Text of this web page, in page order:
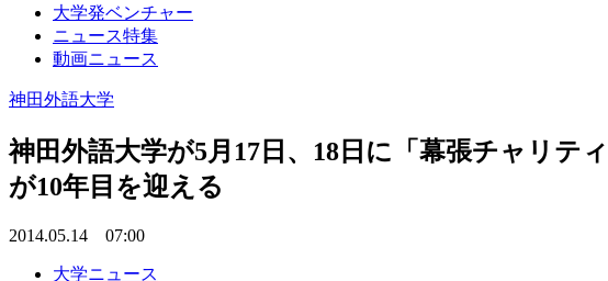
大学発ベンチャー
ニュース特集
動画ニュース
神田外語大学
神田外語大学が5月17日、18日に「幕張チャリ
が10年目を迎える
2014.05.14 07:00
大学ニュース